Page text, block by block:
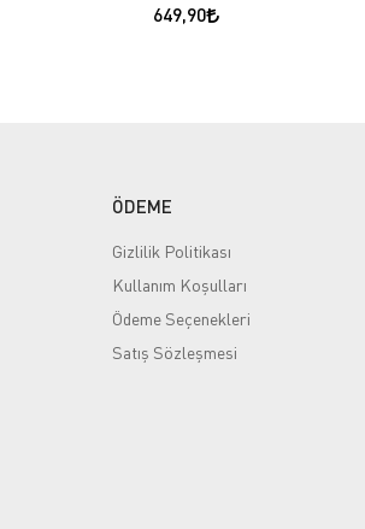
649,90
ÖDEME
Gizlilik Politikası
Kullanım Koşulları
Ödeme Seçenekleri
Satış Sözleşmesi